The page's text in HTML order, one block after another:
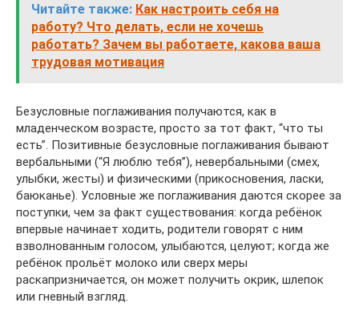
Читайте также: Как настроить себя на
работу? Что делать, если не хочешь
работать? Зачем вы работаете, какова ваша
трудовая мотивация
Безусловные поглаживания получаются, как в
младенческом возрасте, просто за тот факт, “что ты
есть”. Позитивные безусловные поглаживания бывают
вербальными (“Я люблю тебя”), невербальными (смех,
улыбки, жесты) и физическими (прикосновения, ласки,
баюканье). Условные же поглаживания даются скорее за
поступки, чем за факт существования: когда ребёнок
впервые начинает ходить, родители говорят с ним
взволнованным голосом, улыбаются, целуют; когда же
ребёнок прольёт молоко или сверх меры
раскапризничается, он может получить окрик, шлепок
или гневный взгляд.